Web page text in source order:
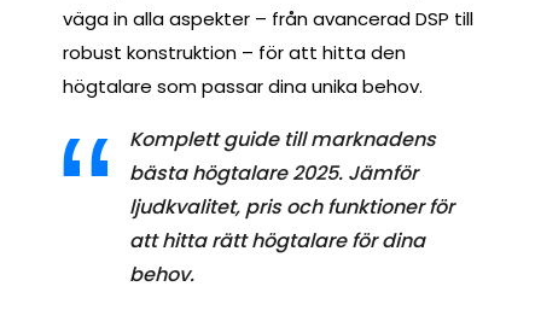
väga in alla aspekter – från avancerad DSP till
robust konstruktion – för att hitta den
högtalare som passar dina unika behov.
Komplett guide till marknadens
bästa högtalare 2025. Jämför
ljudkvalitet, pris och funktioner för
att hitta rätt högtalare för dina
behov.